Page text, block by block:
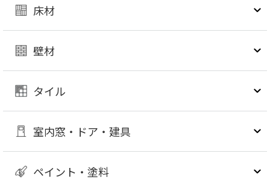
床材
壁材
タイル
室内窓・ドア・建具
ペイント・塗料